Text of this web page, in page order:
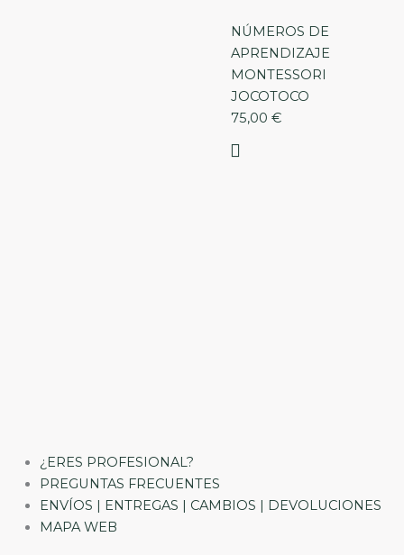
NÚMEROS DE
APRENDIZAJE
MONTESSORI
JOCOTOCO
75,00 €
¿ERES PROFESIONAL?
PREGUNTAS FRECUENTES
ENVÍOS | ENTREGAS | CAMBIOS | DEVOLUCIONES
MAPA WEB